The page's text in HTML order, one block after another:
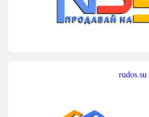
rudos.su